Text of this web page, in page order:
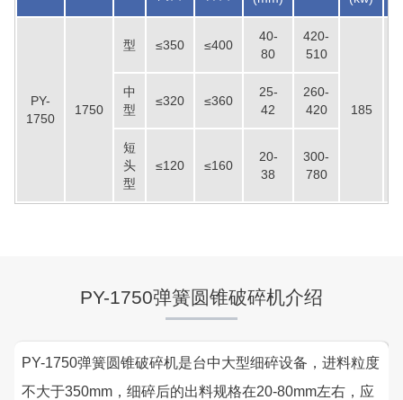
PY-
1750
1750
型 ≤350 ≤400
40-
80
420-
510
185
中
型
≤320 ≤360
25-
42
260-
420
短
头
型
≤120 ≤160
20-
38
300-
780
PY-1750弹簧圆锥破碎机介绍
PY-1750弹簧圆锥破碎机是台中大型细碎设备，进料粒度
不大于350mm，细碎后的出料规格在20-80mm左右，应